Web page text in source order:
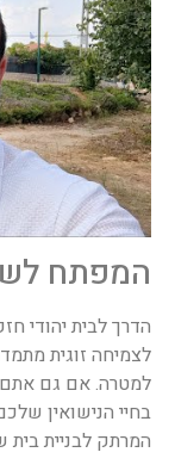
המפתח
הדרך לבית יהודי
לצמיחה זוגית
למטרה. אם גם אתם
בחיי הנישואין
המרתק לבניית